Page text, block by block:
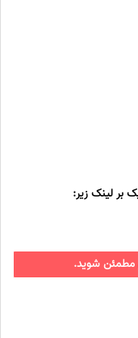
بر لینک زیر:
مطمئن شوید.